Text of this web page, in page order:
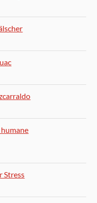
Stress